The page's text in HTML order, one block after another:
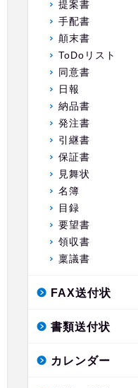
提案書
手配書
顛末書
ToDoリスト
同意書
日報
納品書
発注書
引継書
保証書
見舞状
名簿
目録
要望書
領収書
稟議書
FAX送付状
書類送付状
カレンダー